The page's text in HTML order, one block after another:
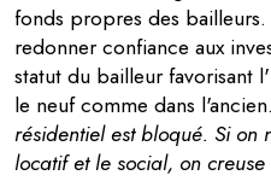
fonds propres des bailleurs.
redonner confiance aux
statut du bailleur favorisant
le neuf comme dans
résidentiel est bloqué. Si on
locatif et le social, on